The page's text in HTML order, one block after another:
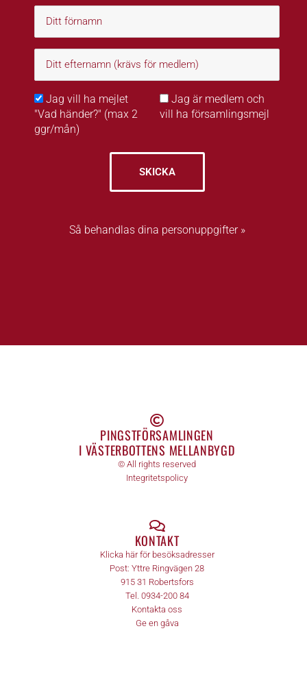
Jag vill ha mejlet
"Vad händer?" (max 2
ggr/mån)
Jag är medlem och
vill ha församlingsmejl
SKICKA
Så behandlas dina personuppgifter »
PINGSTFÖRSAMLINGEN
I VÄSTERBOTTENS MELLANBYGD
© All rights reserved
Integritetspolicy
KONTAKT
Klicka här för besöksadresser
Post: Yttre Ringvägen 28
915 31 Robertsfors
Tel. 0934-200 84
Kontakta oss
Ge en gåva